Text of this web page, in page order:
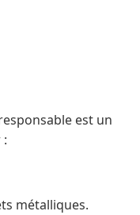
est un
métalliques.